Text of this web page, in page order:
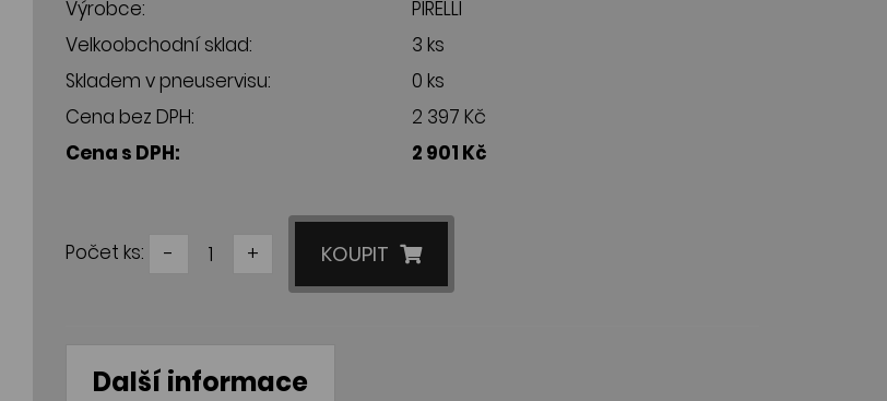
Výrobce:
PIRELLI
Velkoobchodní sklad:
3 ks
Skladem v pneuservisu:
0 ks
Cena bez DPH:
2 397 Kč
Cena s DPH:
2 901 Kč
Počet ks: - + KOUPIT
Další informace